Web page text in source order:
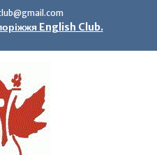
English Club.